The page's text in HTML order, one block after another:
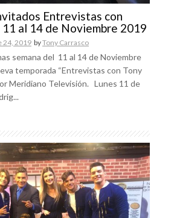
Entrevistas con
11 al 14 de Noviembre 2019
24, 2019 byTony Carrasco
semana del 11 al 14 de Noviembre
temporada “Entrevistas con Tony
Meridiano Televisión. Lunes 11 de